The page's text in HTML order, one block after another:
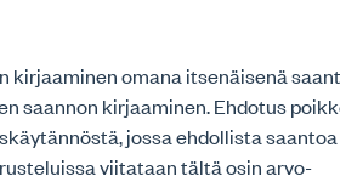
kirjaaminen omana itsenäisenä
saannon kirjaaminen. Ehdotus
jossa ehdollista
viitataan tältä osin arvo-